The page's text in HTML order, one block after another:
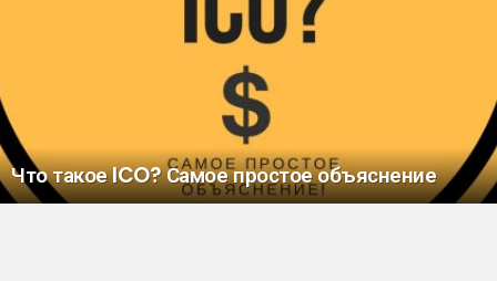
Что такое ICO? Самое простое объяснение